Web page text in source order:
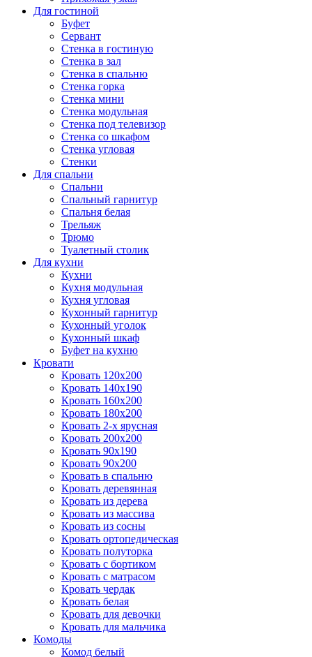
Для гостиной
Буфет
Сервант
Стенка в гостиную
Стенка в зал
Стенка в спальню
Стенка горка
Стенка мини
Стенка модульная
Стенка под телевизор
Стенка со шкафом
Стенка угловая
Стенки
Для спальни
Спальни
Спальный гарнитур
Спальня белая
Трельяж
Трюмо
Туалетный столик
Для кухни
Кухни
Кухня модульная
Кухня угловая
Кухонный гарнитур
Кухонный уголок
Кухонный шкаф
Буфет на кухню
Кровати
Кровать 120х200
Кровать 140х190
Кровать 160х200
Кровать 180х200
Кровать 2-х ярусная
Кровать 200х200
Кровать 90х190
Кровать 90х200
Кровать в спальню
Кровать деревянная
Кровать из дерева
Кровать из массива
Кровать из сосны
Кровать ортопедическая
Кровать полуторка
Кровать с бортиком
Кровать с матрасом
Кровать чердак
Кровать белая
Кровать для девочки
Кровать для мальчика
Комоды
Комод белый